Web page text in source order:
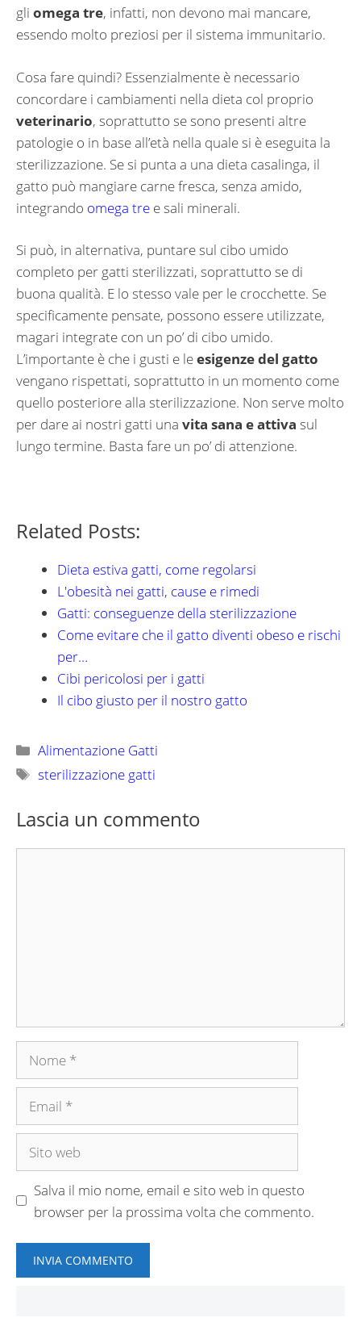
gli omega tre, infatti, non devono mai mancare,
essendo molto preziosi per il sistema immunitario.
Cosa fare quindi? Essenzialmente è necessario
concordare i cambiamenti nella dieta col proprio
veterinario, soprattutto se sono presenti altre
patologie o in base all’età nella quale si è eseguita la
sterilizzazione. Se si punta a una dieta casalinga, il
gatto può mangiare carne fresca, senza amido,
integrando omega tre e sali minerali.
Si può, in alternativa, puntare sul cibo umido
completo per gatti sterilizzati, soprattutto se di
buona qualità. E lo stesso vale per le crocchette. Se
specificamente pensate, possono essere utilizzate,
magari integrate con un po’ di cibo umido.
L’importante è che i gusti e leesigenze del gatto
vengano rispettati, soprattutto in un momento come
quello posteriore alla sterilizzazione. Non serve molto
per dare ai nostri gatti una vita sana e attiva sul
lungo termine. Basta fare un po’ di attenzione.
Related Posts:
Dieta estiva gatti, come regolarsi
L'obesità nei gatti, cause e rimedi
Gatti: conseguenze della sterilizzazione
Come evitare che il gatto diventi obeso e rischi
per…
Cibi pericolosi per i gatti
Il cibo giusto per il nostro gatto
Categorie
Alimentazione Gatti
Tag
sterilizzazione gatti
Lascia un commento
Nome
Email
Sito
Salva il mio nome, email e sito web in questo
browser per la prossima volta che commento.